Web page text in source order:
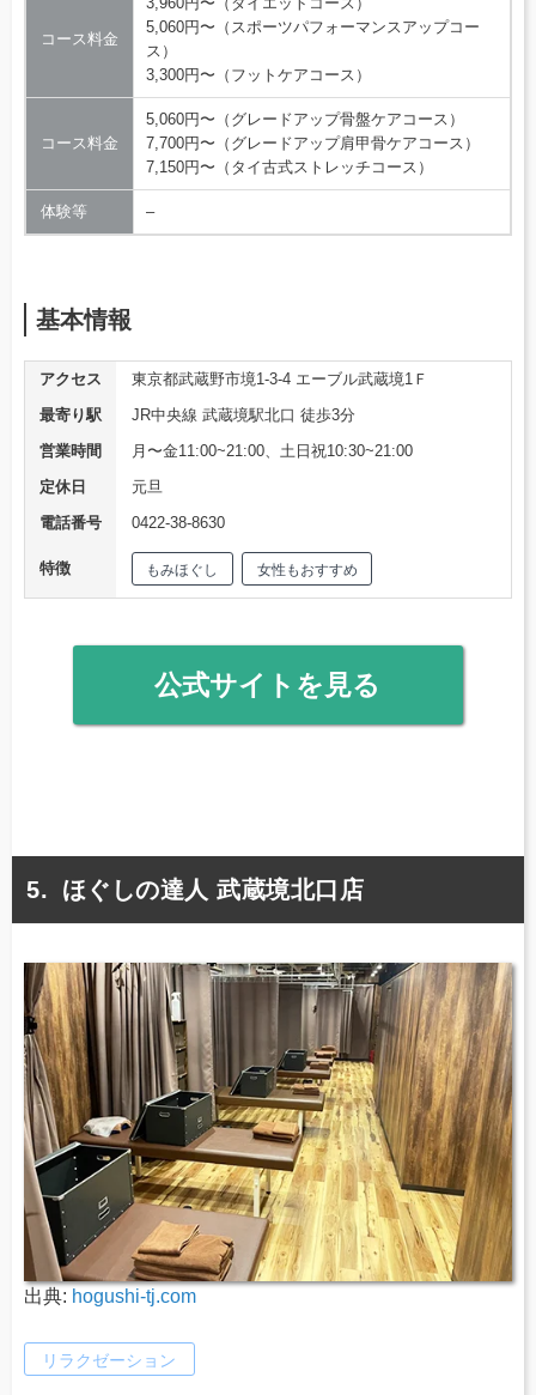
コース料金
5,060円〜（スポーツパフォーマンスアップコー
ス）
3,300円〜（フットケアコース）
コース料金
5,060円〜（グレードアップ骨盤ケアコース）
7,700円〜（グレードアップ肩甲骨ケアコース）
7,150円〜（タイ古式ストレッチコース）
体験等 –
基本情報
アクセス
東京都武蔵野市境1-3-4 エーブル武蔵境1Ｆ
最寄り駅
JR中央線 武蔵境駅北口 徒歩3分
営業時間
月〜金11:00~21:00、土日祝10:30~21:00
定休日
元旦
電話番号
0422-38-8630
特徴 もみほぐし 女性もおすすめ
公式サイトを見る
ほぐしの達人 武蔵境北口店
出典: hogushi-tj.com
リラクゼーション